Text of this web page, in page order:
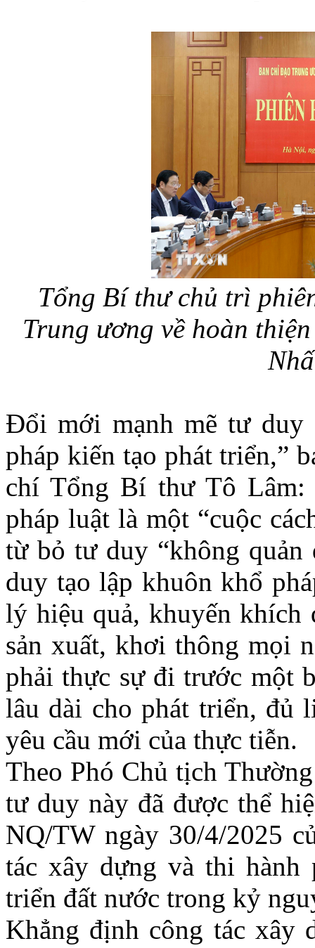
Tổng Bí thư chủ trì
Trung ương về hoàn
Đổi mới mạnh mẽ tư duy
pháp kiến tạo phát triển,”
chí Tổng Bí thư Tô Lâm:
pháp luật là một “cuộc
từ bỏ tư duy “không
duy tạo lập khuôn khổ
lý hiệu quả, khuyến khích
sản xuất, khơi thông mọi
phải thực sự đi trước một
lâu dài cho phát triển, đủ
yêu cầu mới của thực tiễn.
Theo Phó Chủ tịch
tư duy này đã được thể
NQ/TW ngày 30/4/2025
tác xây dựng và thi hành
triển đất nước trong kỷ
Khẳng định công tác xây